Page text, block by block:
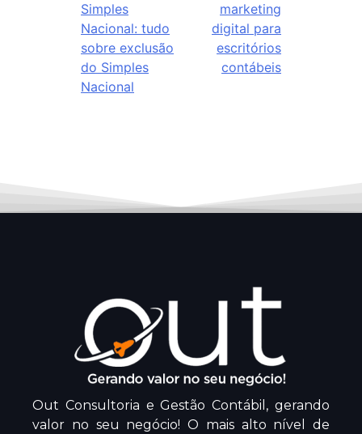
Simples
Nacional: tudo
sobre exclusão
do Simples
Nacional
marketing
digital para
escritórios
contábeis
Out Consultoria e Gestão Contábil, gerando
valor no seu negócio! O mais alto nível de